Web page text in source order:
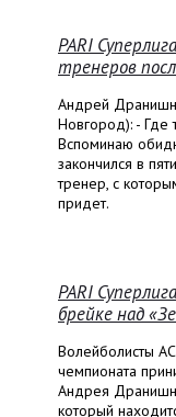
PARI
тренеров
Андрей
Новгород): - Где
Вспоминаю
закончился в
тренер, с
придет.
PARI
брейке над
Волейболисты
чемпионата
Андрея
который